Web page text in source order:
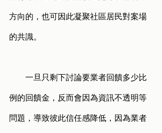
方向的，也可因此凝聚社區居民對案場
的共識。
例的回饋金，反而會因為資訊不透明等
問題，導致彼此信任感降低，因為業者